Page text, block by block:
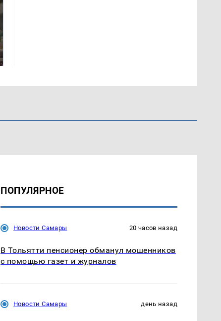
ПОПУЛЯРНОЕ
Новости Самары 20 часов назад
В Тольятти пенсионер обманул мошенников
с помощью газет и журналов
Новости Самары день назад